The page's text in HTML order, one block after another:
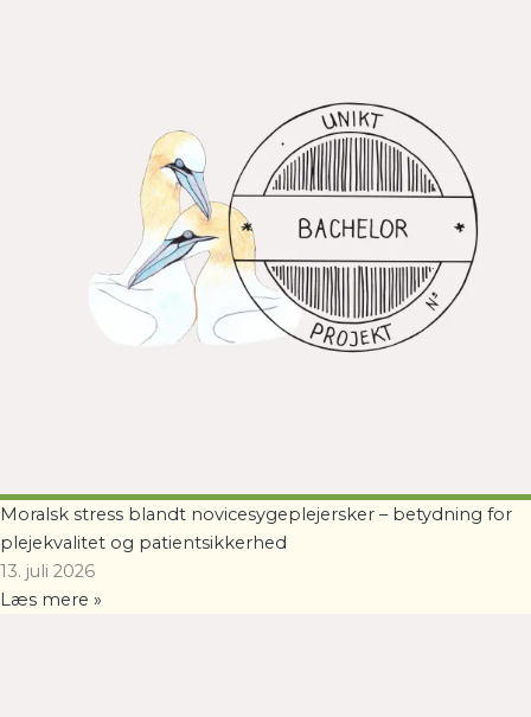
Moralsk stress blandt novicesygeplejersker – betydning for
plejekvalitet og patientsikkerhed
13. juli 2026
Læs mere »